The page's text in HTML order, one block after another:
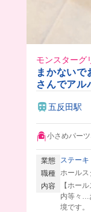
モンスターグ
まかないで
さんでアル
五反田駅
小さめパー
業態
ステーキ
職種 ホールス
内容
【ホー
内等々…
境です